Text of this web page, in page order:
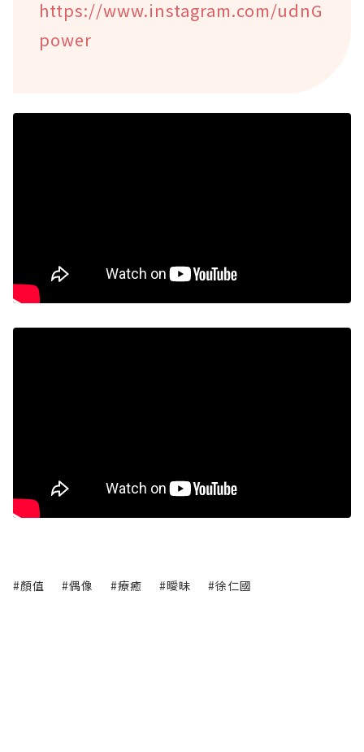
https://www.instagram.com/udnG
power
#顏值 #偶像 #療癒 #曖昧 #徐仁國